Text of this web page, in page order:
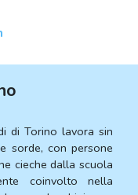
di Torino lavora sin
sorde, con persone
cieche dalla scuola
coinvolto nella